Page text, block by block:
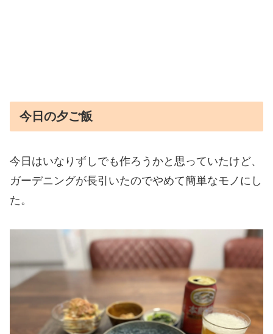
今日の夕ご飯
今日はいなりずしでも作ろうかと思っていたけど、
ガーデニングが長引いたのでやめて簡単なモノにし
た。